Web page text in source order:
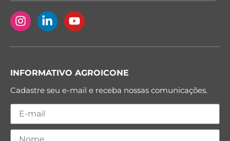
INFORMATIVO AGROICONE
Cadastre seu e-mail e receba nossas comunicações.